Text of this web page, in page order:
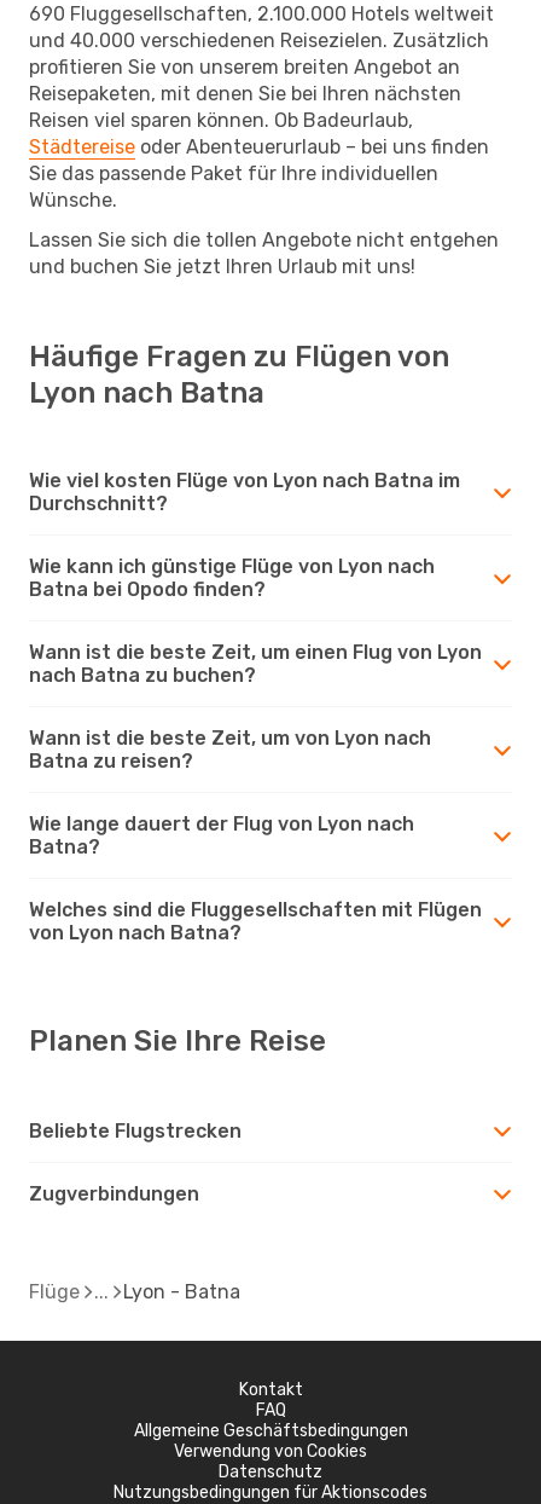
690 Fluggesellschaften, 2.100.000 Hotels weltweit
und 40.000 verschiedenen Reisezielen. Zusätzlich
profitieren Sie von unserem breiten Angebot an
Reisepaketen, mit denen Sie bei Ihren nächsten
Reisen viel sparen können. Ob Badeurlaub,
Städtereise oder Abenteuerurlaub – bei uns finden
Sie das passende Paket für Ihre individuellen
Wünsche.
Lassen Sie sich die tollen Angebote nicht entgehen
und buchen Sie jetzt Ihren Urlaub mit uns!
Häufige Fragen zu Flügen von
Lyon nach Batna
Wie viel kosten Flüge von Lyon nach Batna im
Durchschnitt?
Wie kann ich günstige Flüge von Lyon nach
Batna bei Opodo finden?
Wann ist die beste Zeit, um einen Flug von Lyon
nach Batna zu buchen?
Wann ist die beste Zeit, um von Lyon nach
Batna zu reisen?
Wie lange dauert der Flug von Lyon nach
Batna?
Welches sind die Fluggesellschaften mit Flügen
von Lyon nach Batna?
Planen Sie Ihre Reise
Beliebte Flugstrecken
Zugverbindungen
Flüge Lyon - Batna
Kontakt
FAQ
Allgemeine Geschäftsbedingungen
Verwendung von Cookies
Datenschutz
Nutzungsbedingungen für Aktionscodes